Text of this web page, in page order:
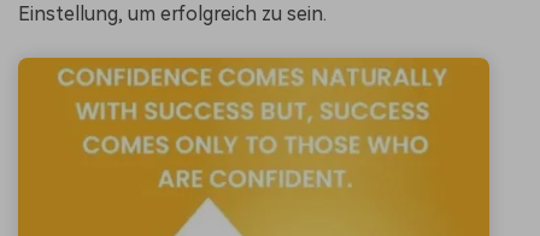
Einstellung, um erfolgreich zu sein.